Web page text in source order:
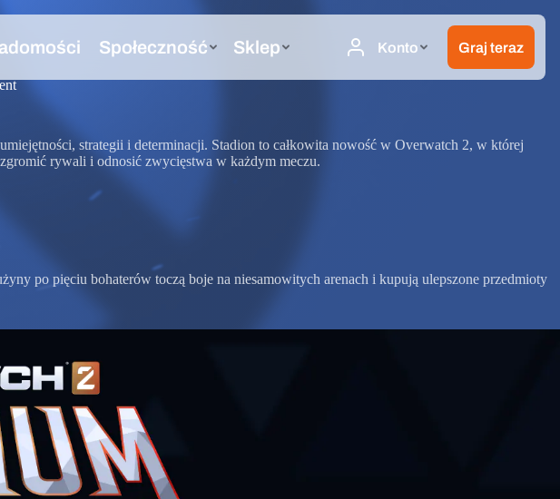
strategii i determinacji. Stadion to całkowita nowość w Overwatch 2, w której
rywali i odnosić zwycięstwa w każdym meczu.
po pięciu bohaterów toczą boje na niesamowitych arenach i kupują ulepszone przedmioty